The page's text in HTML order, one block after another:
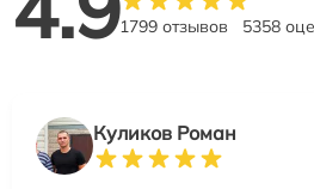
1799 отзывов 5358
Куликов Роман